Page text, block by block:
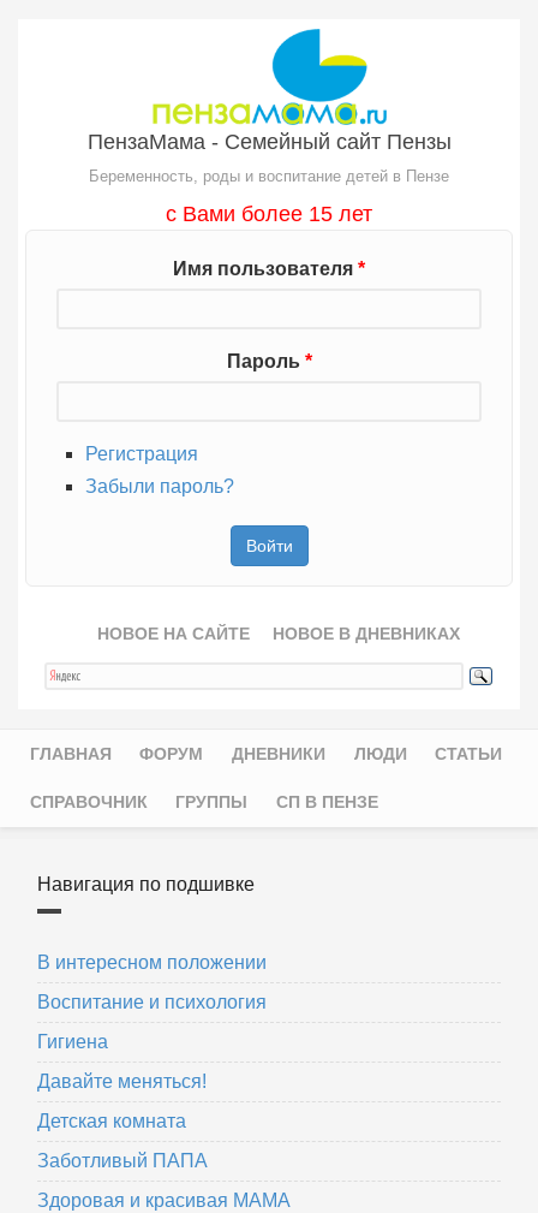
ПензаМама - Семейный сайт Пензы
Беременность, роды и воспитание детей в Пензе
с Вами более 15 лет
Имя пользователя *
Пароль *
Регистрация
Забыли пароль?
НОВОЕ НА САЙТЕ НОВОЕ В ДНЕВНИКАХ
Главное меню
ГЛАВНАЯ ФОРУМ ДНЕВНИКИ ЛЮДИ СТАТЬИ
СПРАВОЧНИК ГРУППЫ СП В ПЕНЗЕ
Навигация по подшивке
В интересном положении
Воспитание и психология
Гигиена
Давайте меняться!
Детская комната
Заботливый ПАПА
Здоровая и красивая МАМА